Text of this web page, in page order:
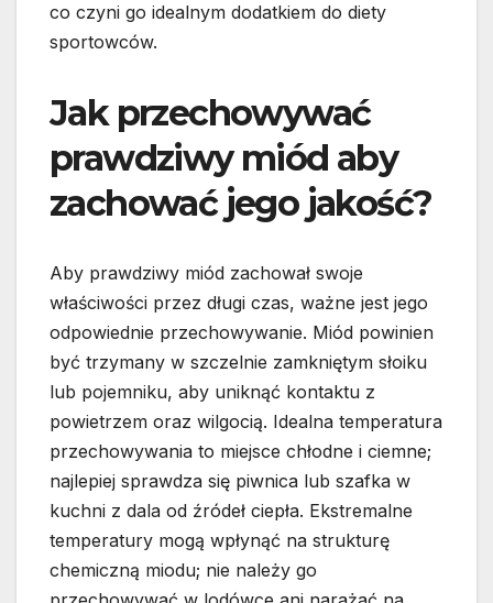
co czyni go idealnym dodatkiem do diety
sportowców.
Jak przechowywać
prawdziwy miód aby
zachować jego jakość?
Aby prawdziwy miód zachował swoje
właściwości przez długi czas, ważne jest jego
odpowiednie przechowywanie. Miód powinien
być trzymany w szczelnie zamkniętym słoiku
lub pojemniku, aby uniknąć kontaktu z
powietrzem oraz wilgocią. Idealna temperatura
przechowywania to miejsce chłodne i ciemne;
najlepiej sprawdza się piwnica lub szafka w
kuchni z dala od źródeł ciepła. Ekstremalne
temperatury mogą wpłynąć na strukturę
chemiczną miodu; nie należy go